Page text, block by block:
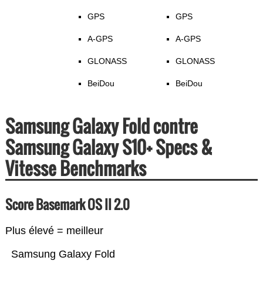
GPS
A-GPS
GLONASS
BeiDou
GPS
A-GPS
GLONASS
BeiDou
Samsung Galaxy Fold contre
Samsung Galaxy S10+ Specs &
Vitesse Benchmarks
Score Basemark OS II 2.0
Plus élevé = meilleur
Samsung Galaxy Fold